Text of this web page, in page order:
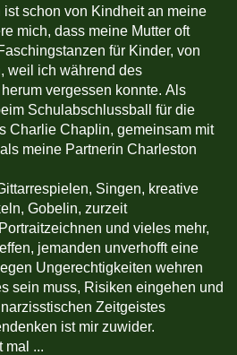
ist schon von Kindheit an meine
mich, dass meine Mutter oft
für Kinder, von
weil ich während des
vergessen konnte. Als
Schulabschlussball für die
Charlie Chaplin, gemeinsam mit
meine Partnerin Charleston
Singen, kreative
Gobelin, zurzeit
und vieles mehr,
jemanden unverhofft eine
Ungerechtigkeiten wehren
sein muss, Risiken eingehen und
Zeitgeistes
ist mir zuwider.
mal ...